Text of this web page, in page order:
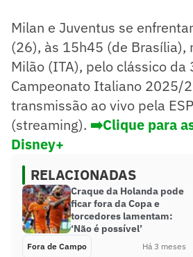
Milan e Juventus se
(26), às 15h45 (de Brasília),
Milão (ITA), pelo clássico da
Campeonato Italiano 2025/
transmissão ao vivo pela
(streaming). ➡️Clique para
Disney+
RELACIONADAS
Craque da Holanda pode
ficar fora da Copa e
torcedores lamentam:
‘Não é possível’
Fora de Campo Há 3 meses